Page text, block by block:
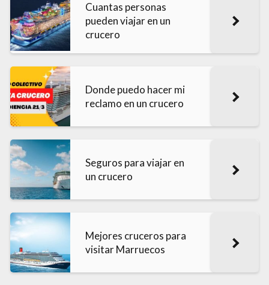
Cuantas personas
pueden viajar en un
crucero
Donde puedo hacer mi
reclamo en un crucero
Seguros para viajar en
un crucero
Mejores cruceros para
visitar Marruecos